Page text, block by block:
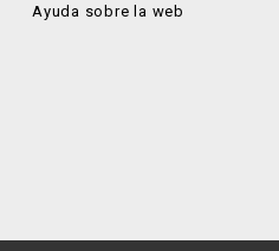
Ayuda sobre la web